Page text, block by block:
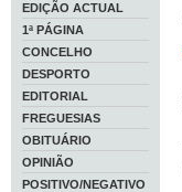
EDIÇÃO ACTUAL
1ª PÁGINA
CONCELHO
DESPORTO
EDITORIAL
FREGUESIAS
OBITUÁRIO
OPINIÃO
POSITIVO/NEGATIVO